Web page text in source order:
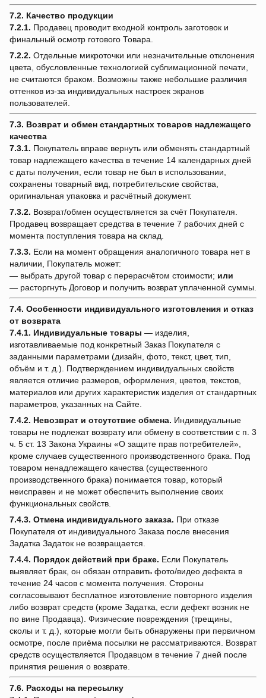
7.2. Качество продукции
7.2.1. Продавец проводит входной контроль заготовок и
финальный осмотр готового Товара.
7.2.2. Отдельные микроточки или незначительные отклонения
цвета, обусловленные технологией сублимационной печати,
не считаются браком. Возможны также небольшие различия
оттенков из-за индивидуальных настроек экранов
пользователей.
7.3. Возврат и обмен стандартных товаров надлежащего
качества
7.3.1. Покупатель вправе вернуть или обменять стандартный
товар надлежащего качества в течение 14 календарных дней
с даты получения, если товар не был в использовании,
сохранены товарный вид, потребительские свойства,
оригинальная упаковка и расчётный документ.
7.3.2. Возврат/обмен осуществляется за счёт Покупателя.
Продавец возвращает средства в течение 7 рабочих дней с
момента поступления товара на склад.
7.3.3. Если на момент обращения аналогичного товара нет в
наличии, Покупатель может:
— выбрать другой товар с перерасчётом стоимости; или
— расторгнуть Договор и получить возврат уплаченной суммы.
7.4. Особенности индивидуального изготовления и отказ
от возврата
7.4.1. Индивидуальные товары — изделия,
изготавливаемые под конкретный Заказ Покупателя с
заданными параметрами (дизайн, фото, текст, цвет, тип,
объём и т. д.). Подтверждением индивидуальных свойств
является отличие размеров, оформления, цветов, текстов,
материалов или других характеристик изделия от стандартных
параметров, указанных на Сайте.
7.4.2. Невозврат и отсутствие обмена. Индивидуальные
товары не подлежат возврату или обмену в соответствии с п. 3
ч. 5 ст. 13 Закона Украины «О защите прав потребителей»,
кроме случаев существенного производственного брака. Под
товаром ненадлежащего качества (существенного
производственного брака) понимается товар, который
неисправен и не может обеспечить выполнение своих
функциональных свойств.
7.4.3. Отмена индивидуального заказа. При отказе
Покупателя от индивидуального Заказа после внесения
Задатка Задаток не возвращается.
7.4.4. Порядок действий при браке. Если Покупатель
выявляет брак, он обязан отправить фото/видео дефекта в
течение 24 часов с момента получения. Стороны
согласовывают бесплатное изготовление повторного изделия
либо возврат средств (кроме Задатка, если дефект возник не
по вине Продавца). Физические повреждения (трещины,
сколы и т. д.), которые могли быть обнаружены при первичном
осмотре, после приёма посылки не рассматриваются. Возврат
средств осуществляется Продавцом в течение 7 дней после
принятия решения о возврате.
7.6. Расходы на пересылку